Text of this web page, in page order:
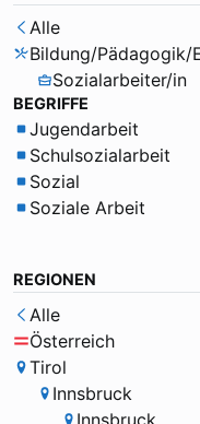
Alle
Bildung/Pädagogik/
Sozialarbeiter/in
BEGRIFFE
Jugendarbeit
Schulsozialarbeit
Sozial
Soziale Arbeit
REGIONEN
Alle
Österreich
Tirol
Innsbruck